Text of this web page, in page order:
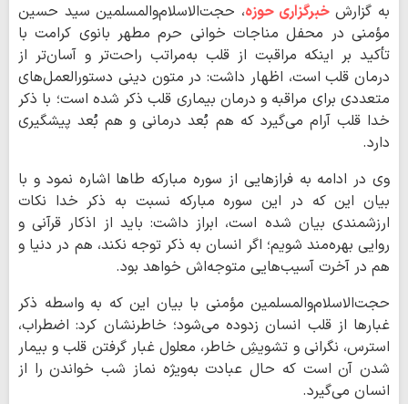
به گزارشخبرگزاری حوزه، حجت‌الاسلام‌والمسلمین سید حسین
مؤمنی در محفل مناجات خوانی حرم مطهر بانوی کرامت با
تأکید بر اینکه مراقبت از قلب به‌مراتب راحت‌تر و آسان‌تر از
درمان قلب است، اظهار داشت: در متون دینی دستورالعمل‌های
متعددی برای مراقبه و درمان بیماری قلب ذکر شده است؛ با ذکر
خدا قلب آرام می‌گیرد که هم بُعد درمانی و هم بُعد پیشگیری
دارد.
وی در ادامه به فرازهایی از سوره مبارکه طاها اشاره نمود و با
بیان این که در این سوره مبارکه نسبت به ذکر خدا نکات
ارزشمندی بیان شده است، ابراز داشت: باید از اذکار قرآنی و
روایی بهره‌مند شویم؛ اگر انسان به ذکر توجه نکند، هم در دنیا و
هم در آخرت آسیب‌هایی متوجه‌اش خواهد بود.
حجت‌الاسلام‌والمسلمین مؤمنی با بیان این که به واسطه ذکر
غبارها از قلب انسان زدوده می‌شود؛ خاطرنشان کرد: اضطراب،
استرس، نگرانی و تشویشِ خاطر، معلول غبار گرفتن قلب و بیمار
شدن آن است که حال عبادت به‌ویژه نماز شب خواندن را از
انسان می‌گیرد.